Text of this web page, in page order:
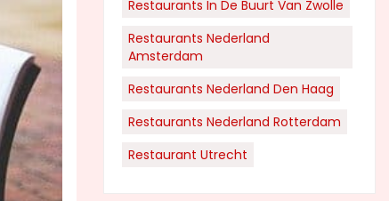
Restaurants In De Buurt Van Zwolle
Restaurants Nederland
Amsterdam
Restaurants Nederland Den Haag
Restaurants Nederland Rotterdam
Restaurant Utrecht